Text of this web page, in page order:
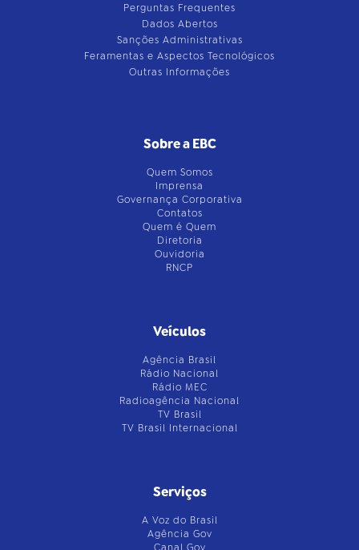
Perguntas Frequentes
Dados Abertos
Sanções Administrativas
Feramentas e Aspectos Tecnológicos
Outras Informações
Sobre a EBC
Quem Somos
Imprensa
Governança Corporativa
Contatos
Quem é Quem
Diretoria
Ouvidoria
RNCP
Veículos
Agência Brasil
Rádio Nacional
Rádio MEC
Radioagência Nacional
TV Brasil
TV Brasil Internacional
Serviços
A Voz do Brasil
Agência Gov